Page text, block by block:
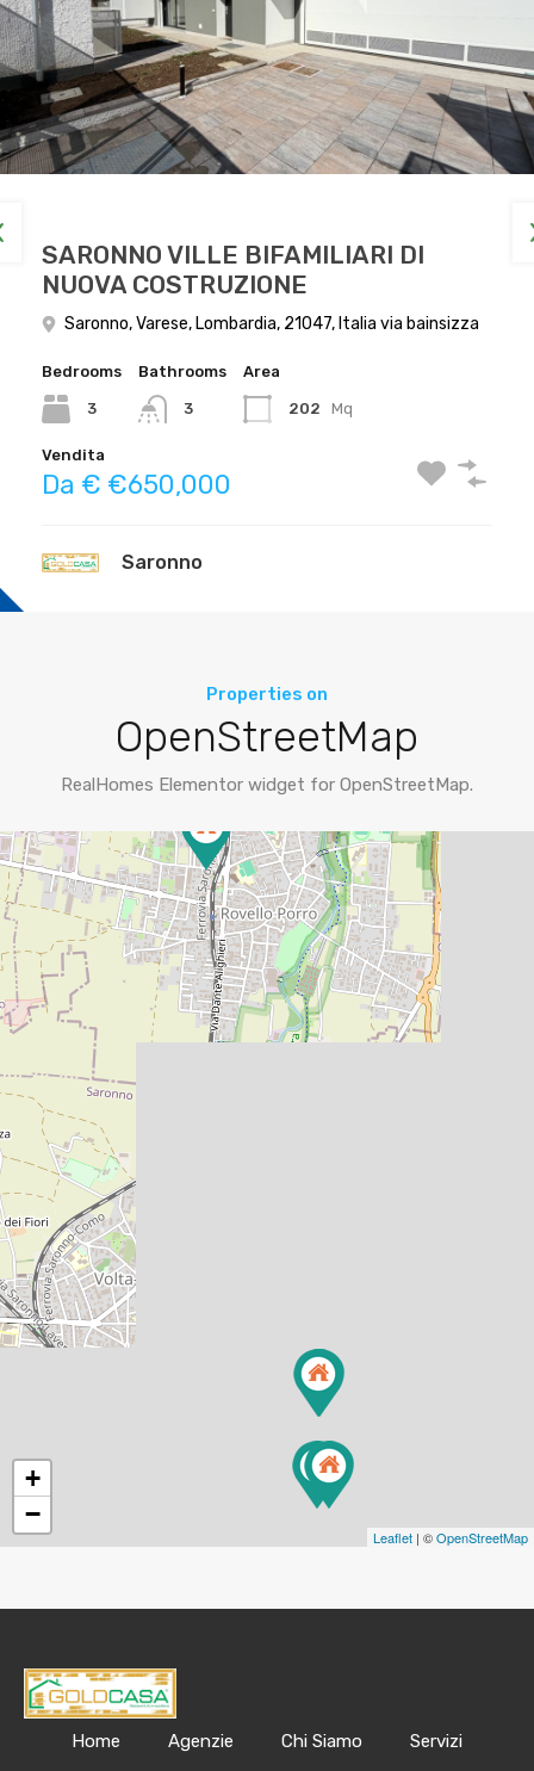
SARONNO VILLE BIFAMILIARI DI
NUOVA COSTRUZIONE
Saronno, Varese, Lombardia, 21047, Italia via bainsizza
Bedrooms
3
Bathrooms
3
Area
202 Mq
Vendita
Da € €650,000
Saronno
SARONNO NUOVA COSTRUZIONE –
RESIDENZA BAINSIZZA – ULTIMA
DISPONIBILITA’ PRONTA CONSEGNA
Vendita
Saronno
SARONNO CENTRO, VIA PARINI –
NUOVA COSTRUZIONE SIGNORILE
Saronno, Varese, Lombardia, 21047, Italia
Bedrooms
3
Bathrooms
2
Area
142 mq
Vendita
€456,000
Saronno
Properties on
OpenStreetMap
RealHomes Elementor widget for OpenStreetMap.
+
−
Leaflet | ©OpenStreetMap
Home Agenzie Chi Siamo Servizi